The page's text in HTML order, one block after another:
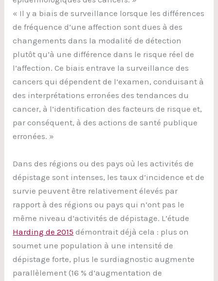
« Il y a biais de surveillance lorsque les différences
de fréquence d’une affection sont dues à des
changements dans la modalité de détection
plutôt qu’à une différence dans le risque réel de
l’affection. Ce biais entrave la surveillance des
cancers qui dépendent de l’examen, conduisant à
des interprétations erronées des tendances du
cancer, à l’identification des facteurs de risque et,
par conséquent, à des actions de santé publique
erronées. »
Dans des régions ou des pays où les activités de
dépistage sont intenses, les taux d’incidence et de
survie peuvent être relativement élevés par
rapport à des régions ou pays qui n’ont pas le
même niveau d’activités de dépistage. L’étude
Harding de 2015 démontrait déjà cela : plus on
soumet une population à une intensité de
dépistage forte, plus le surdiagnostic augmente
parallèlement (16 % d’augmentation de